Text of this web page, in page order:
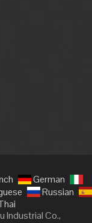
German
Russian
Industrial Co.,